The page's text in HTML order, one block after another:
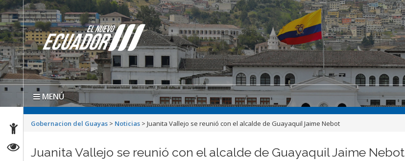
MENÚ
Gobernacion del Guayas > Noticias >Juanita Vallejo se reunió con el alcalde de Guayaquil Jaime Nebot
Juanita Vallejo se reunió con el alcalde de Guayaquil Jaime Nebot